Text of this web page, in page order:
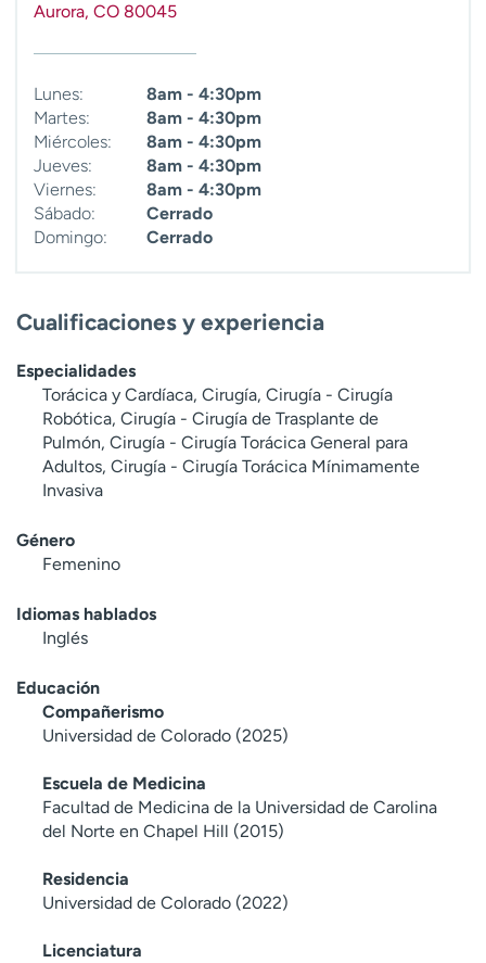
Aurora, CO 80045
Lunes:
8am - 4:30pm
Martes:
8am - 4:30pm
Miércoles:
8am - 4:30pm
Jueves:
8am - 4:30pm
Viernes:
8am - 4:30pm
Sábado:
Cerrado
Domingo:
Cerrado
Cualificaciones y experiencia
Especialidades
Torácica y Cardíaca, Cirugía, Cirugía - Cirugía
Robótica, Cirugía - Cirugía de Trasplante de
Pulmón, Cirugía - Cirugía Torácica General para
Adultos, Cirugía - Cirugía Torácica Mínimamente
Invasiva
Género
Femenino
Idiomas hablados
Inglés
Educación
Compañerismo
Universidad de Colorado (2025)
Escuela de Medicina
Facultad de Medicina de la Universidad de Carolina
del Norte en Chapel Hill (2015)
Residencia
Universidad de Colorado (2022)
Licenciatura